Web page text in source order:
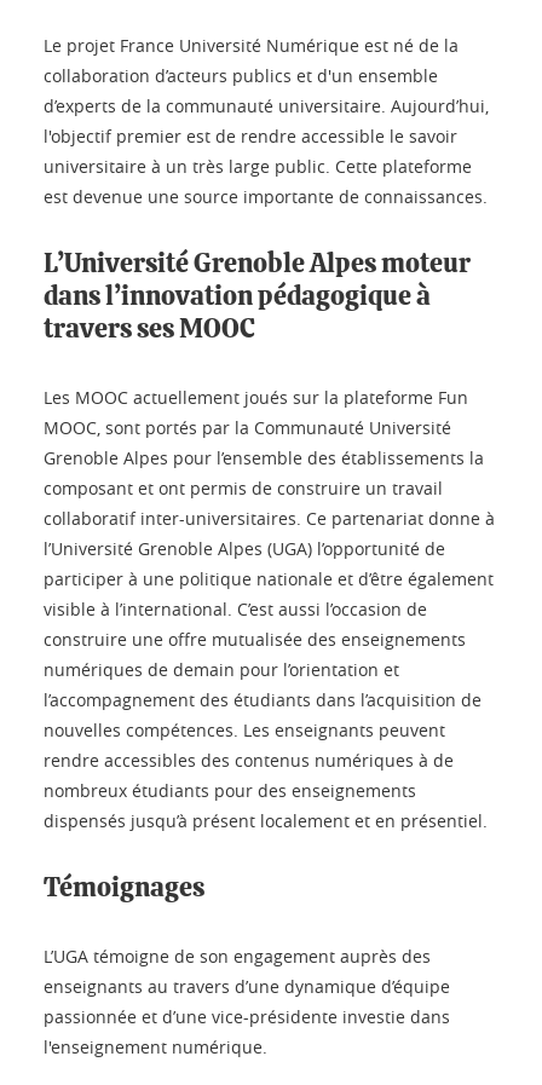
Le projet France Université Numérique est né de la
collaboration d’acteurs publics et d'un ensemble
d’experts de la communauté universitaire. Aujourd’hui,
l'objectif premier est de rendre accessible le savoir
universitaire à un très large public. Cette plateforme
est devenue une source importante de connaissances.
L’Université Grenoble Alpes moteur
dans l’innovation pédagogique à
travers ses MOOC
Les MOOC actuellement joués sur la plateforme Fun
MOOC, sont portés par la Communauté Université
Grenoble Alpes pour l’ensemble des établissements la
composant et ont permis de construire un travail
collaboratif inter-universitaires. Ce partenariat donne à
l’Université Grenoble Alpes (UGA) l’opportunité de
participer à une politique nationale et d’être également
visible à l’international. C’est aussi l’occasion de
construire une offre mutualisée des enseignements
numériques de demain pour l’orientation et
l’accompagnement des étudiants dans l’acquisition de
nouvelles compétences. Les enseignants peuvent
rendre accessibles des contenus numériques à de
nombreux étudiants pour des enseignements
dispensés jusqu’à présent localement et en présentiel.
Témoignages
L’UGA témoigne de son engagement auprès des
enseignants au travers d’une dynamique d’équipe
passionnée et d’une vice-présidente investie dans
l'enseignement numérique.